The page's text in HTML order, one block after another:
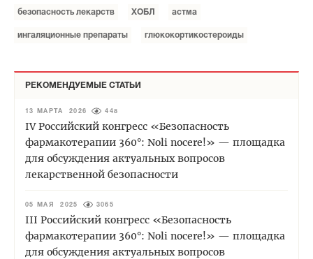
безопасность лекарств ХОБЛ астма
ингаляционные препараты глюкокортикостероиды
РЕКОМЕНДУЕМЫЕ СТАТЬИ
13 МАРТА 2026 448
IV Российский конгресс «Безопасность
фармакотерапии 360°: Noli nocere!» — площадка
для обсуждения актуальных вопросов
лекарственной безопасности
05 МАЯ 2025 3065
III Российский конгресс «Безопасность
фармакотерапии 360°: Noli nocere!» — площадка
для обсуждения актуальных вопросов